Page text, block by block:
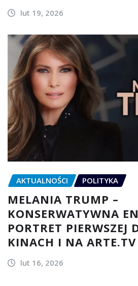
lut 19, 2026
AKTUALNOŚCI POLITYKA
MELANIA TRUMP –
KONSERWATYWNA
PORTRET PIERWSZEJ
KINACH I NA ARTE.TV
lut 16, 2026